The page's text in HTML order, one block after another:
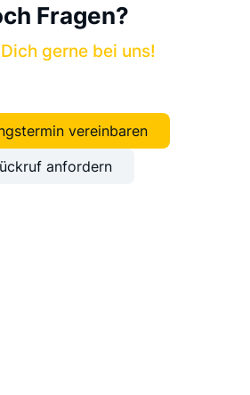
Fragen?
gerne bei uns!
vereinbaren
anfordern